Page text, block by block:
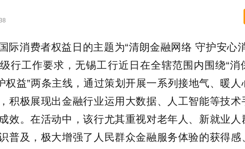
际消费者权益日的主题为“清朗金融网络 守护安心
行工作要求，无锡工行近日在全辖范围内围绕“消
权益”两条主线，通过策划开展一系列接地气、暖人
积极展现出金融行业运用大数据、人工智能等技术
效。在活动中，该行尤其重视对老年人、新就业人
普及，极大增强了人民群众金融服务体验的获得感